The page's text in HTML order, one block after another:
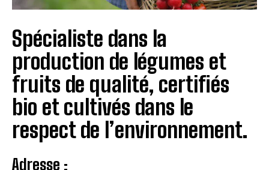
Spécialiste dans la
production de légumes et
fruits de qualité, certifiés
bio et cultivés dans le
respect de l’environnement.
Adresse :